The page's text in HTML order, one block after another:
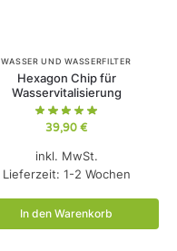
WASSER UND WASSERFILTER
Hexagon Chip für
Wasservitalisierung
39,90 €
inkl. MwSt.
Lieferzeit: 1-2 Wochen
In den Warenkorb